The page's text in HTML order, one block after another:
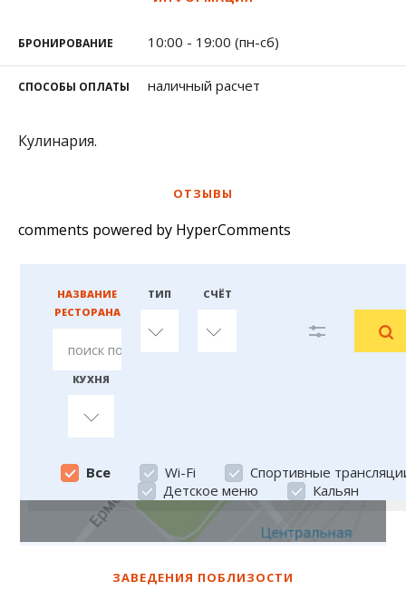
БРОНИРОВАНИЕ 10:00 - 19:00 (пн-сб)
СПОСОБЫ ОПЛАТЫ наличный расчет
Кулинария.
ОТЗЫВЫ
comments powered by HyperComments
НАЗВАНИЕ
РЕСТОРАНА
ТИП
любой
СЧЁТ
любой
КУХНЯ
Все
Все Wi-Fi
Спортивные
Детское меню
Кальян
ЗАВЕДЕНИЯ ПОБЛИЗОСТИ